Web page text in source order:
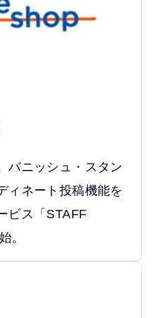
バニッシュ・スタン
ィネート投稿機能を
ビス「STAFF
。